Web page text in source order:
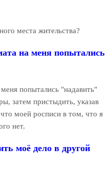
места жительства?
на меня попытались
попытались "надавить"
затем пристыдить, указав
моей росписи в том, что я
нет.
моё дело в другой